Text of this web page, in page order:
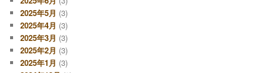
2025年5月 (3)
2025年4月 (3)
2025年3月 (3)
2025年2月 (3)
2025年1月 (3)